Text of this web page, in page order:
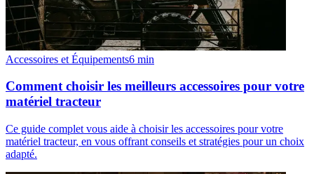
Accessoires et Équipements6 min
Comment choisir les meilleurs accessoires pour votre
matériel tracteur
Ce guide complet vous aide à choisir les accessoires pour votre
matériel tracteur, en vous offrant conseils et stratégies pour un choix
adapté.